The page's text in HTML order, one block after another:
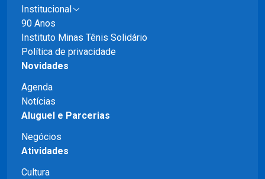
Institucional
90 Anos
Instituto Minas Tênis Solidário
Política de privacidade
Novidades
Agenda
Notícias
Aluguel e Parcerias
Negócios
Atividades
Cultura